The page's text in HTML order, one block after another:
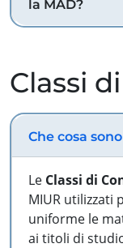
la MAD?
Classi
Che cosa
Le Classi di
MIUR utilizzati
uniforme le
ai titoli di